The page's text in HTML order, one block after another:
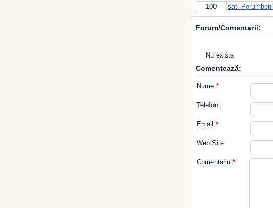
100
sat. Porumbeni
Forum/Comentarii:
Nu exista
Comentează:
Nume:*
Telefon:
Email:*
Web Site:
Comentariu:*